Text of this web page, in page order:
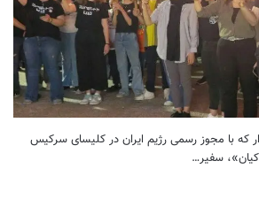
که با مجوز رسمی رژیم ایران در کلیسای سرکیس
سفیر…